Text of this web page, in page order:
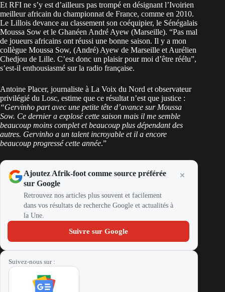
Et RFI ne s’y est d’ailleurs pas trompé en désignant l’Ivoirien
meilleur africain du championnat de France, comme en 2010.
Le Lillois devance au classement son coéquipier, le Sénégalais
Moussa Sow et le Ghanéen André Ayew (Marseille). “Pas mal
de joueurs africains ont réussi une bonne saison. Il y a mon
collègue Moussa Sow, (André) Ayew de Marseille et Aurélien
Chedjou de Lille. C’est donc un plaisir pour moi d’être réélu”,
s’est-il enthousiasmé sur la radio française.
Antoine Placer, journaliste à La Voix du Nord et observateur
privilégié du Losc, estime que ce résultat n’est que justice :
“Gervinho part avec une petite tête d’avance sur Moussa
Sow. Ce dernier a explosé cette saison mais il me semble
beaucoup moins complet et beaucoup plus dépendant des
autres. Gervinho a un talent incroyable et il a encore
beaucoup progressé cette année.”
Ajoutez Afrik-foot comme source préférée
sur Google
Retrouvez nos articles plus souvent et facilement
dans vos résultats de recherche Google et actualités à
la Une.
Suivre sur Google
Suivez-nous sur :